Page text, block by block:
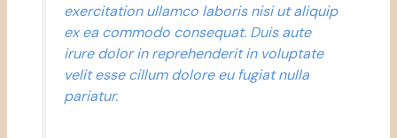
exercitation ullamco laboris nisi ut aliquip
ex ea commodo consequat. Duis aute
irure dolor in reprehenderit in voluptate
velit esse cillum dolore eu fugiat nulla
pariatur.